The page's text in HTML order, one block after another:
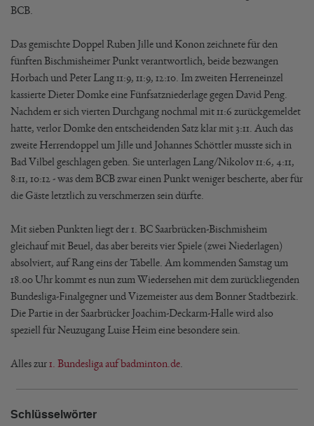
BCB.
Das gemischte Doppel Ruben Jille und Konon zeichnete für den
fünften Bischmisheimer Punkt verantwortlich, beide bezwangen
Horbach und Peter Lang 11:9, 11:9, 12:10. Im zweiten Herreneinzel
kassierte Dieter Domke eine Fünfsatzniederlage gegen David Peng.
Nachdem er sich vierten Durchgang nochmal mit 11:6 zurückgemeldet
hatte, verlor Domke den entscheidenden Satz klar mit 3:11. Auch das
zweite Herrendoppel um Jille und Johannes Schöttler musste sich in
Bad Vilbel geschlagen geben. Sie unterlagen Lang/Nikolov 11:6, 4:11,
8:11, 10:12 - was dem BCB zwar einen Punkt weniger bescherte, aber für
die Gäste letztlich zu verschmerzen sein dürfte.
Mit sieben Punkten liegt der 1. BC Saarbrücken-Bischmisheim
gleichauf mit Beuel, das aber bereits vier Spiele (zwei Niederlagen)
absolviert, auf Rang eins der Tabelle. Am kommenden Samstag um
18.00 Uhr kommt es nun zum Wiedersehen mit dem zurückliegenden
Bundesliga-Finalgegner und Vizemeister aus dem Bonner Stadtbezirk.
Die Partie in der Saarbrücker Joachim-Deckarm-Halle wird also
speziell für Neuzugang Luise Heim eine besondere sein.
Alles zur1. Bundesliga auf badminton.de
Schlüsselwörter